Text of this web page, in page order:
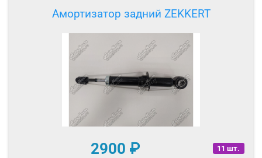
Амортизатор задний ZEKKERT
11 шт.
2900 ₽